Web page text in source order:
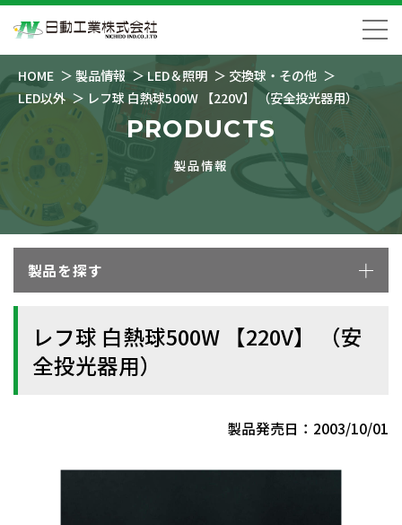
HOME 製品情報 LED＆照明
交換球・その他
LED以外
レフ球 白熱球500W 【220V】 （安全投光器用）
PRODUCTS
製品情報
製品を探す
レフ球 白熱球500W 【220V】 （安
全投光器用）
製品発売日：2003/10/01